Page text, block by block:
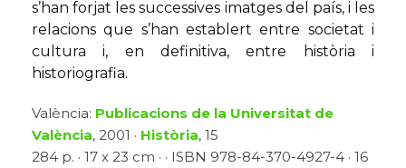
s’han forjat les successives imatges del país, i les
relacions que s’han establert entre societat i
cultura i, en definitiva, entre història i
historiografia.
València: Publicacions de la Universitat de
València, 2001 · Història, 15
284 p. · 17 x 23 cm · · ISBN 978-84-370-4927-4 · 16